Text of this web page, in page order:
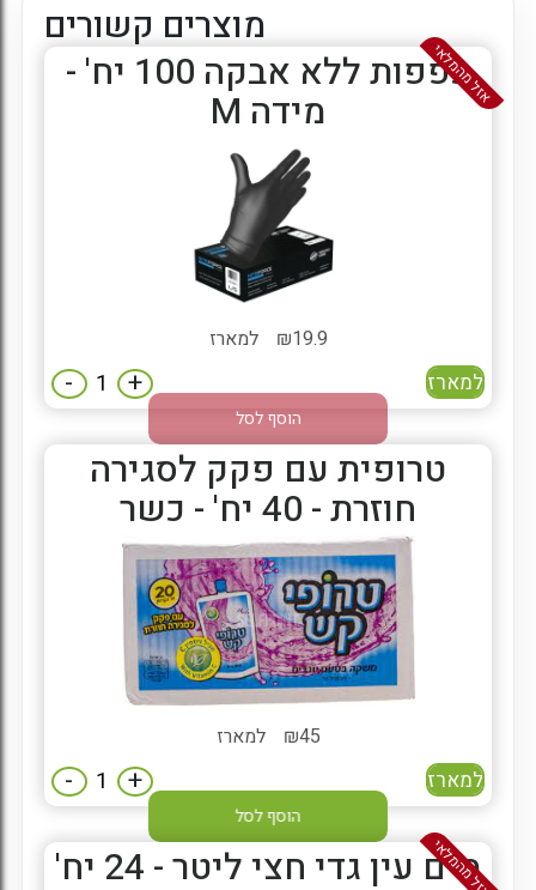
מוצרים קשורים
אזל מהמלאי כפפות ללא אבקה 100 יח' -
מידה M
19.9
₪ למארז
למארז +
-
הוסף לסל
טרופית עם פקק לסגירה
חוזרת - 40 יח' - כשר
45
₪ למארז
למארז +
-
הוסף לסל
אזל מהמלאי
מים עין גדי חצי ליטר - 24 יח'